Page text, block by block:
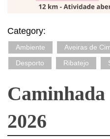
Category:
Ambiente Aveiras de
Desporto
Ribatejo
2026